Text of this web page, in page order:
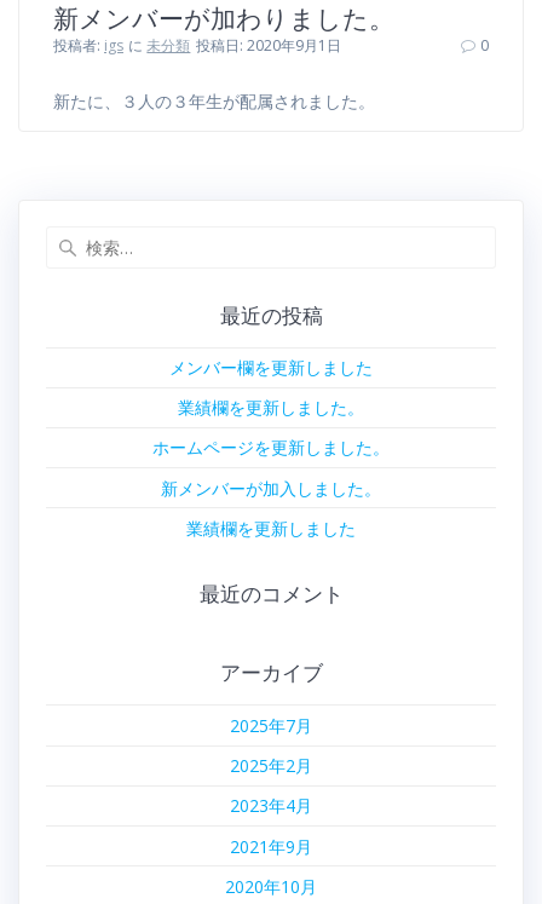
新メンバーが加わりました。
投稿者: igs に未分類 投稿日: 2020年9月1日 0
新たに、３人の３年生が配属されました。
最近の投稿
メンバー欄を更新しました
業績欄を更新しました。
ホームページを更新しました。
新メンバーが加入しました。
業績欄を更新しました
最近のコメント
アーカイブ
2025年7月
2025年2月
2023年4月
2021年9月
2020年10月